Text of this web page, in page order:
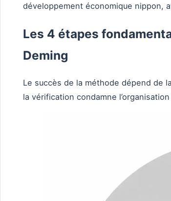
développement économique nippon,
Les 4 étapes
Deming
Le succès de la méthode dépend de
la vérification condamne